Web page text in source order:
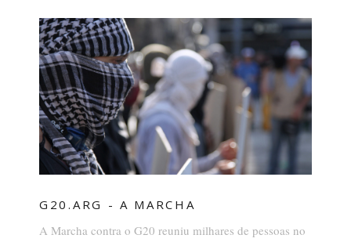
G20.ARG - A MARCHA
A Marcha contra o G20 reuniu milhares de pessoas no